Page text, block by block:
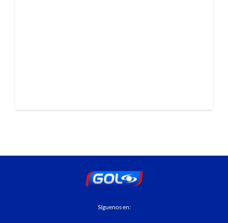
Síguenos en: